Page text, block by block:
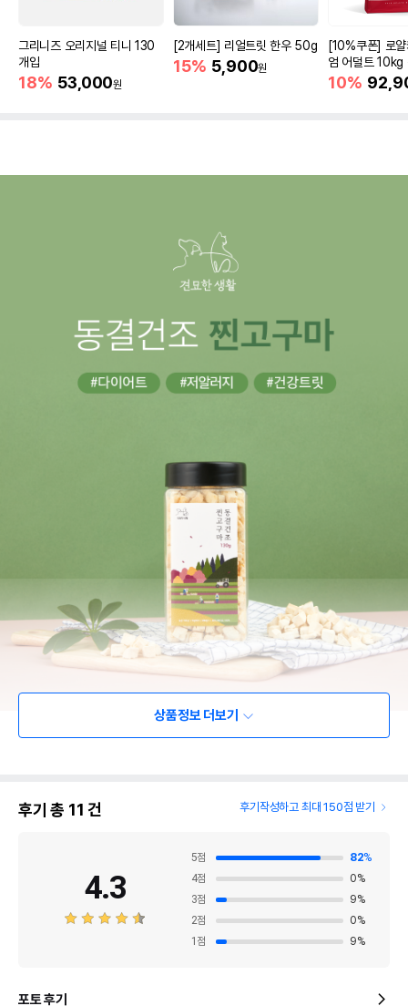
그리니즈 오리지널 티니 130
개입
18% 53,000원
[2개세트] 리얼트릿 한우 50g
15% 5,900원
[10%쿠폰] 로
엄 어덜트 10kg
증진
10%
상품정보 더보기
후기 총 11 건 후기작성하고 최대 150점 받기
4.3
5점 82%
4점 0%
3점 9%
2점 0%
1 점 9%
포토 후기